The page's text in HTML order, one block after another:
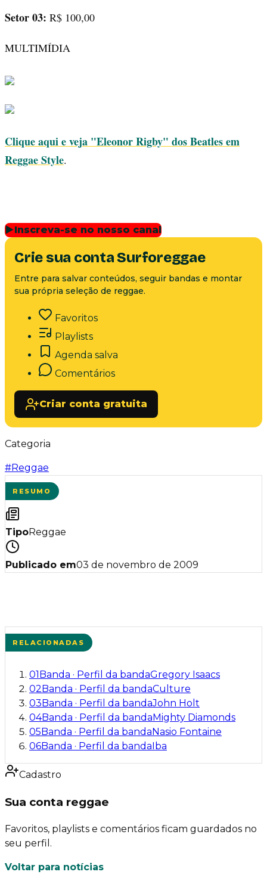
Setor 03: R$ 100,00
MULTIMÍDIA
Clique aqui e veja "Eleonor Rigby" dos Beatles em
Reggae Style.
▶Inscreva-se no nosso canal
Crie sua conta Surforeggae
Entre para salvar conteúdos, seguir bandas e montar
sua própria seleção de reggae.
Favoritos
Playlists
Agenda salva
Comentários
Criar conta gratuita
Categoria
#Reggae
RESUMO
TipoReggae
Publicado em03 de novembro de 2009
RELACIONADAS
01 Banda · Perfil da bandaGregory Isaacs
02 Banda · Perfil da bandaCulture
03 Banda · Perfil da bandaJohn Holt
04Banda · Perfil da banda Mighty Diamonds
05 Banda · Perfil da banda Nasio Fontaine
06Banda · Perfil da banda Iba
Cadastro
Sua conta reggae
Favoritos, playlists e comentários ficam guardados no
seu perfil.
Voltar para notícias